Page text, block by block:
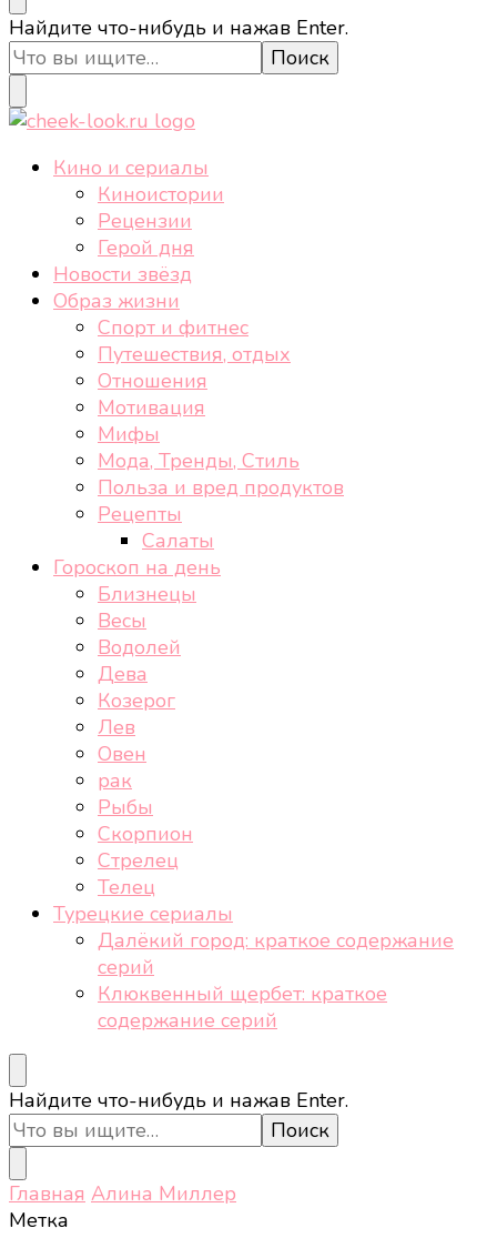
cheek-look.ru
Женский сайт о звездах и кино, а также трендах,
здоровом образе жизни, спорте, стиле, отдыхе и
еде.
Ищите
что-
то?
Найдите что-нибудь и нажав Enter.
cheek-look.ru
Женский сайт о звездах и кино, а также трендах,
здоровом образе жизни, спорте, стиле, отдыхе и
Кино и сериалы
Киноистории
Рецензии
Герой дня
Новости звёзд
Образ жизни
Спорт и фитнес
Путешествия, отдых
Отношения
Мотивация
Мифы
Мода, Тренды, Стиль
Польза и вред продуктов
Рецепты
Салаты
Гороскоп на день
Близнецы
Весы
Водолей
Дева
Козерог
Лев
Овен
рак
Рыбы
Скорпион
Стрелец
Телец
Турецкие сериалы
Далёкий город: краткое содержание
серий
Клюквенный щербет: краткое
содержание серий
Ищите
что-
то?
Найдите что-нибудь и нажав Enter.
Главная Алина Миллер
Метка